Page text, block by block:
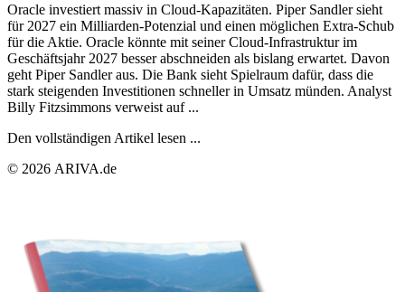
Oracle investiert massiv in Cloud-Kapazitäten. Piper Sandler sieht
für 2027 ein Milliarden-Potenzial und einen möglichen Extra-Schub
für die Aktie. Oracle könnte mit seiner Cloud-Infrastruktur im
Geschäftsjahr 2027 besser abschneiden als bislang erwartet. Davon
geht Piper Sandler aus. Die Bank sieht Spielraum dafür, dass die
stark steigenden Investitionen schneller in Umsatz münden. Analyst
Billy Fitzsimmons verweist auf ...
Den vollständigen Artikel lesen ...
© 2026 ARIVA.de